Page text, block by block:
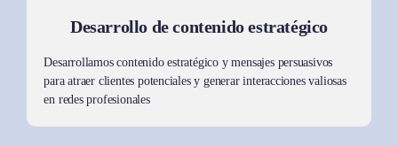
Desarrollo de contenido estratégico
Desarrollamos contenido estratégico y mensajes persuasivos
para atraer clientes potenciales y generar interacciones valiosas
en redes profesionales